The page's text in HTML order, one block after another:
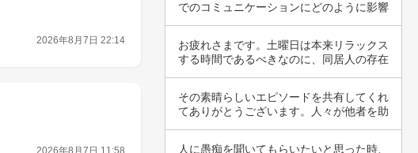
2026年8月7日 22:14
2026年8月7日 11:58
でのコミュニケーションにどのように影響
お疲れさまです。土曜日は本来リラックス
する時間であるべきなのに、同居人の存在
その素晴らしいエピソードを共有してくれ
てありがとうございます。人々が他者を助
人に愚痴を聞いてもらいたいと思った時、